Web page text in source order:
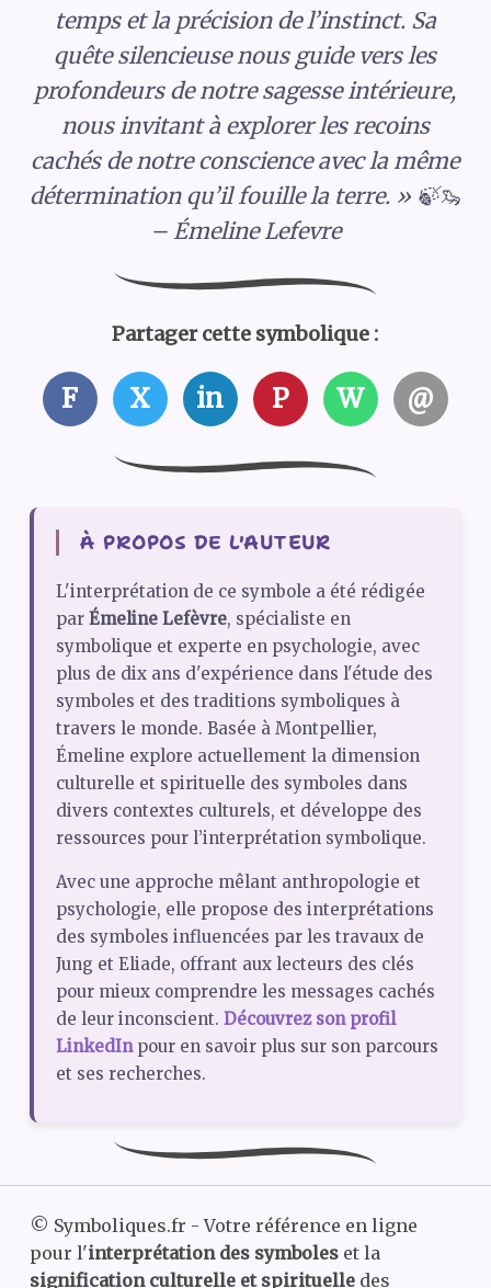
temps et la précision de l’instinct. Sa
quête silencieuse nous guide vers les
profondeurs de notre sagesse intérieure,
nous invitant à explorer les recoins
cachés de notre conscience avec la même
détermination qu’il fouille la terre. » 🍃🦦
– Émeline Lefevre
Partager cette symbolique :
F X in P W @
À PROPOS DE L'AUTEUR
L'interprétation de ce symbole a été rédigée
par Émeline Lefèvre, spécialiste en
symbolique et experte en psychologie, avec
plus de dix ans d'expérience dans l'étude des
symboles et des traditions symboliques à
travers le monde. Basée à Montpellier,
Émeline explore actuellement la dimension
culturelle et spirituelle des symboles dans
divers contextes culturels, et développe des
ressources pour l’interprétation symbolique.
Avec une approche mêlant anthropologie et
psychologie, elle propose des interprétations
des symboles influencées par les travaux de
Jung et Eliade, offrant aux lecteurs des clés
pour mieux comprendre les messages cachés
de leur inconscient. Découvrez son profil
LinkedInpour en savoir plus sur son parcours
et ses recherches.
© Symboliques.fr - Votre référence en ligne
pour l'interprétation des symboleset la
signification culturelle et spirituelledes